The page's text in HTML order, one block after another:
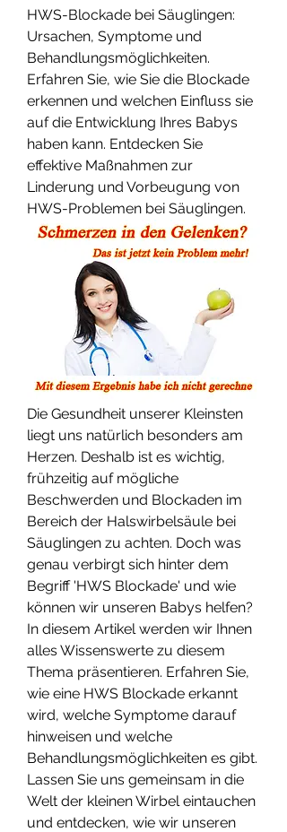
HWS-Blockade bei Säuglingen:
Ursachen, Symptome und
Behandlungsmöglichkeiten.
Erfahren Sie, wie Sie die Blockade
erkennen und welchen Einfluss sie
auf die Entwicklung Ihres Babys
haben kann. Entdecken Sie
effektive Maßnahmen zur
Linderung und Vorbeugung von
HWS-Problemen bei Säuglingen.
Die Gesundheit unserer Kleinsten
liegt uns natürlich besonders am
Herzen. Deshalb ist es wichtig,
frühzeitig auf mögliche
Beschwerden und Blockaden im
Bereich der Halswirbelsäule bei
Säuglingen zu achten. Doch was
genau verbirgt sich hinter dem
Begriff 'HWS Blockade' und wie
können wir unseren Babys helfen?
In diesem Artikel werden wir Ihnen
alles Wissenswerte zu diesem
Thema präsentieren. Erfahren Sie,
wie eine HWS Blockade erkannt
wird, welche Symptome darauf
hinweisen und welche
Behandlungsmöglichkeiten es gibt.
Lassen Sie uns gemeinsam in die
Welt der kleinen Wirbel eintauchen
und entdecken, wie wir unseren